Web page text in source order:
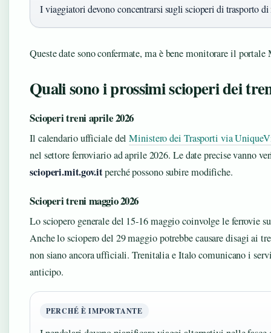
I viaggiatori devono concentrarsi sugli scioperi di trasporto di
Queste date sono confermate, ma è bene monitorare il
Quali sono i prossimi scioperi dei
Scioperi treni aprile 2026
Il calendario ufficiale delMinistero dei Trasporti via
nel settore ferroviario ad aprile 2026. Le date precise vanno
scioperi.mit.gov.itperché possono subire modifiche.
Scioperi treni maggio 2026
Lo sciopero generale del 15‑16 maggio coinvolge le ferrovie
Anche lo sciopero del 29 maggio potrebbe causare disagi ai
non siano ancora ufficiali. Trenitalia e Italo comunicano i
anticipo.
PERCHÉ È IMPORTANTE